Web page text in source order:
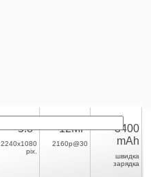
5.8"
2240x1080
pix.
12MP
2160p@30
3400
mAh
швидка
зарядка